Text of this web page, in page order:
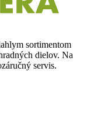
sortimentom
dielov. Na
servis.